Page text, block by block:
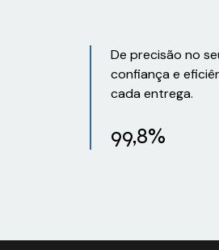
De precisão no
confiança e
cada entrega.
99,8%